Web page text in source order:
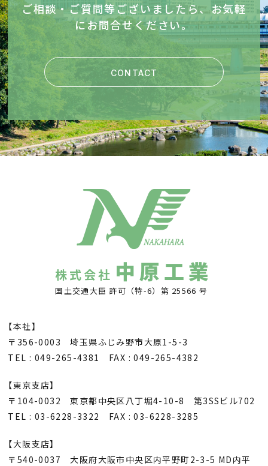
ご相談・ご質問等ございましたら、お気軽
にお問合せください。
CONTACT
株式会社 中原工業
国土交通大臣 許可（特-6）第 25566 号
【本社】
〒356-0003 埼玉県ふじみ野市大原1-5-3
TEL : 049-265-4381 FAX : 049-265-4382
【東京支店】
〒104-0032 東京都中央区八丁堀4-10-8 第3SSビル702
TEL : 03-6228-3322 FAX : 03-6228-3285
【大阪支店】
〒540-0037 大阪府大阪市中央区内平野町2-3-5 MD内平